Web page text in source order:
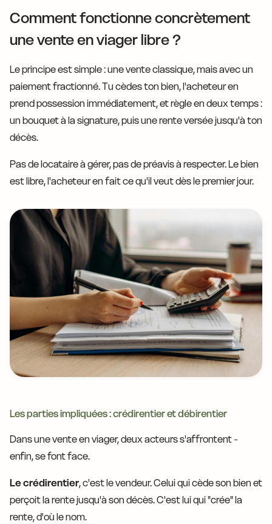
Comment fonctionne concrètement
une vente en viager libre ?
Le principe est simple : une vente classique, mais avec un
paiement fractionné. Tu cèdes ton bien, l'acheteur en
prend possession immédiatement, et règle en deux temps :
un bouquet à la signature, puis une rente versée jusqu'à ton
décès.
Pas de locataire à gérer, pas de préavis à respecter. Le bien
est libre, l'acheteur en fait ce qu'il veut dès le premier jour.
Les parties impliquées : crédirentier et débirentier
Dans une vente en viager, deux acteurs s'affrontent -
enfin, se font face.
Le crédirentier, c'est le vendeur. Celui qui cède son bien et
perçoit la rente jusqu'à son décès. C'est lui qui "crée" la
rente, d'où le nom.